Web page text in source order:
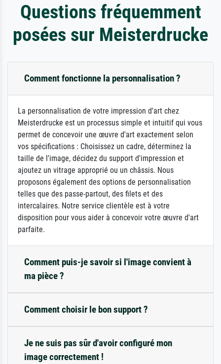
Questions fréquemment
posées sur Meisterdrucke
Comment fonctionne la personnalisation ?
La personnalisation de votre impression d'art chez
Meisterdrucke est un processus simple et intuitif qui vous
permet de concevoir une œuvre d'art exactement selon
vos spécifications : Choisissez un cadre, déterminez la
taille de l'image, décidez du support d'impression et
ajoutez un vitrage approprié ou un châssis. Nous
proposons également des options de personnalisation
telles que des passe-partout, des filets et des
intercalaires. Notre service clientèle est à votre
disposition pour vous aider à concevoir votre œuvre d'art
parfaite.
Comment puis-je savoir si l'image convient à
ma pièce ?
Comment choisir le bon support ?
Je ne suis pas sûr d'avoir configuré mon
image correctement !